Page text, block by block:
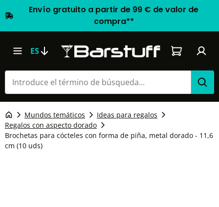
Envío gratuito a partir de 99 € de valor de
compra**
ES El carrito
Mundos temáticos
Ideas para regalos
Regalos con aspecto dorado
Brochetas para cócteles con forma de piña, metal dorado - 11,6
cm (10 uds)